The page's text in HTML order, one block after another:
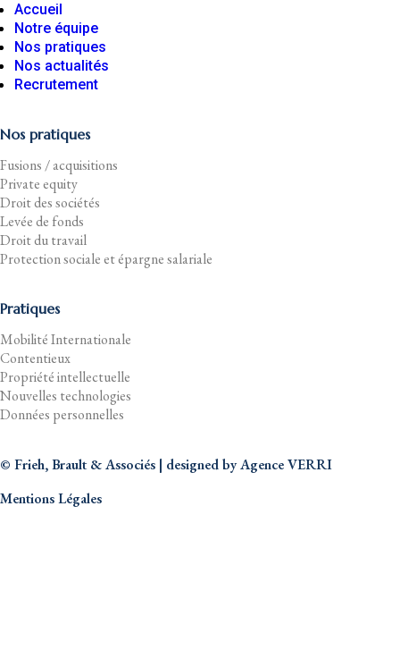
Accueil
Notre équipe
Nos pratiques
Nos actualités
Recrutement
Nos pratiques
Fusions / acquisitions
Private equity
Droit des sociétés
Levée de fonds
Droit du travail
Protection sociale et épargne salariale
Pratiques
Mobilité Internationale
Contentieux
Propriété intellectuelle
Nouvelles technologies
Données personnelles
© Frieh, Brault & Associés | designed byAgence VERRI
Mentions Légales